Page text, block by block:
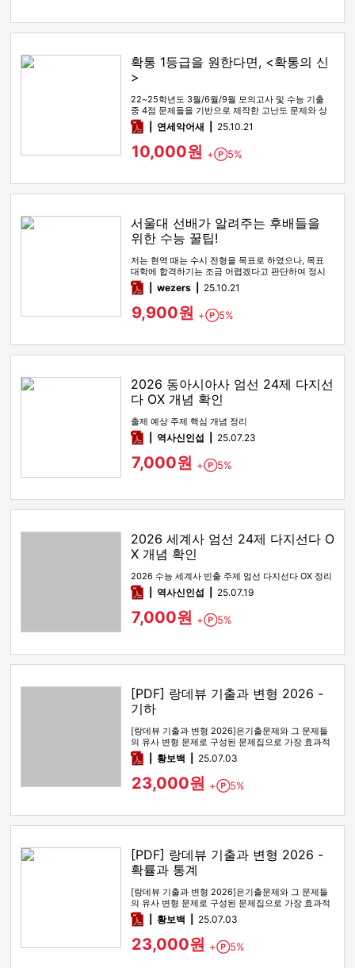
확통 1등급을 원한다면, <확통의 신
>
22~25학년도 3월/6월/9월 모의고사 및 수능 기출
중 4점 문제들을 기반으로 제작한 고난도 문제와 상
세한 해설
pdf연세악어새 25.10.21
10,000원 + Point
5%
서울대 선배가 알려주는 후배들을
위한 수능 꿀팁!
저는 현역 때는 수시 전형을 목표로 하였으나, 목표
대학에 합격하기는 조금 어렵겠다고 판단하여 정시
전형을 노리며 재수를 시…
pdfwezers 25.10.21
9,900원 + Point
5%
2026 동아시아사 엄선 24제 다지선
다 OX 개념 확인
출제 예상 주제 핵심 개념 정리
pdf역사신인섭 25.07.23
7,000원 + Point
5%
2026 세계사 엄선 24제 다지선다 O
X 개념 확인
2026 수능 세계사 빈출 주제 엄선 다지선다 OX 정리
pdf역사신인섭 25.07.19
7,000원 + Point
5%
[PDF] 랑데뷰 기출과 변형 2026 -
기하
[랑데뷰 기출과 변형 2026]은기출문제와 그 문제들
의 유사 변형 문제로 구성된 문제집으로 가장 효과적
인 기출문제 공부 방법…
pdf황보백 25.07.03
23,000원 + Point
5%
[PDF] 랑데뷰 기출과 변형 2026 -
확률과 통계
[랑데뷰 기출과 변형 2026]은기출문제와 그 문제들
의 유사 변형 문제로 구성된 문제집으로 가장 효과적
인 기출문제 공부 방법…
pdf황보백 25.07.03
23,000원 + Point
5%